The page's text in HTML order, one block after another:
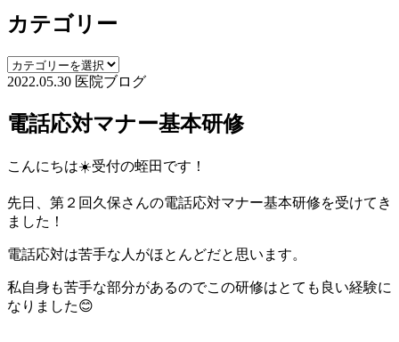
カテゴリー
2022.05.30 医院ブログ
電話応対マナー基本研修
こんにちは☀️受付の蛭田です！
先日、第２回久保さんの電話応対マナー基本研修を受けてき
ました！
電話応対は苦手な人がほとんどだと思います。
私自身も苦手な部分があるのでこの研修はとても良い経験に
なりました😊